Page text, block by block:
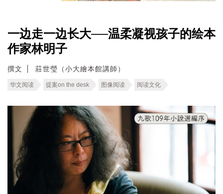
一边走一边长大──温柔凝视孩子的绘本
作家林明子
撰文 莊世瑩（小大繪本館講師）
华文阅读 提案on the desk 图像阅读 阅读文化